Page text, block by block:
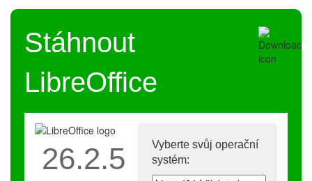
Stáhnout
LibreOffice
Vyberte svůj operační
systém:
26.2.5